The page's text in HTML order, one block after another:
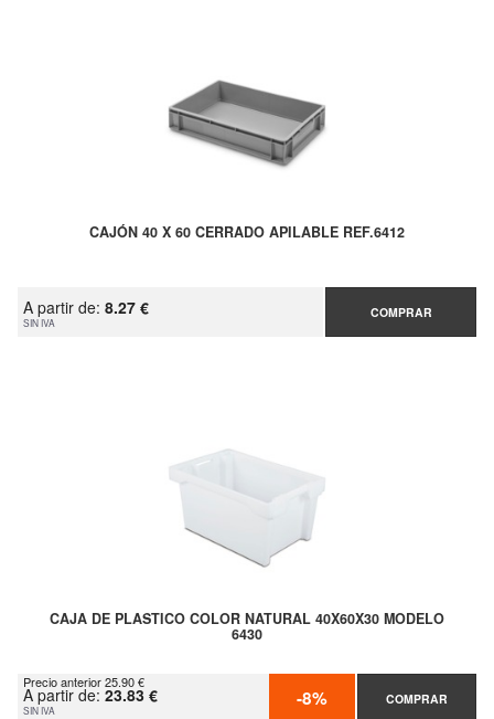
CAJÓN 40 X 60 CERRADO APILABLE REF.6412
A partir de: 8.27 €
SIN IVA
COMPRAR
CAJA DE PLASTICO COLOR NATURAL 40X60X30 MODELO
6430
Precio anterior 25.90 €
A partir de: 23.83 €
SIN IVA -8% COMPRAR